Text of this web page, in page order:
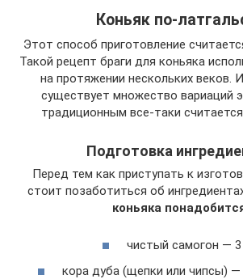
Коньяк по-
Этот способ приготовление
Такой рецепт браги для коньяка
на протяжении нескольких веков.
существует множество вариаций
традиционным все-таки
Подготовка
Перед тем как приступать к
стоит позаботиться об
коньяка
чистый самогон — 3
кора дуба (щепки или чипсы)